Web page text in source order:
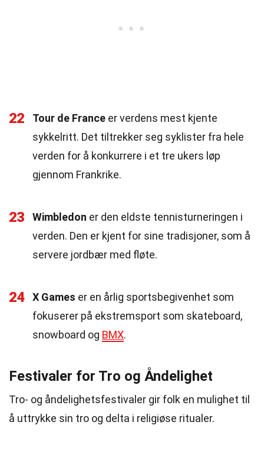
22 Tour de France er verdens mest kjente
sykkelritt. Det tiltrekker seg syklister fra hele
verden for å konkurrere i et tre ukers løp
gjennom Frankrike.
23 Wimbledon er den eldste tennisturneringen i
verden. Den er kjent for sine tradisjoner, som å
servere jordbær med fløte.
24 X Games er en årlig sportsbegivenhet som
fokuserer på ekstremsport som skateboard,
snowboard og BMX.
Festivaler for Tro og Åndelighet
Tro- og åndelighetsfestivaler gir folk en mulighet til
å uttrykke sin tro og delta i religiøse ritualer.